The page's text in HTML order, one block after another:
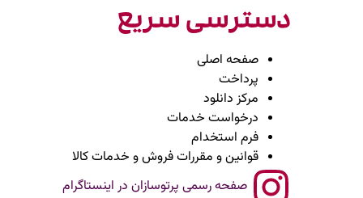
دسترسی سریع
صفحه اصلی
پرداخت
مرکز دانلود
درخواست خدمات
فرم استخدام
قوانین و مقررات فروش و خدمات کالا
صفحه رسمی پرتوسازان در اینستاگرام